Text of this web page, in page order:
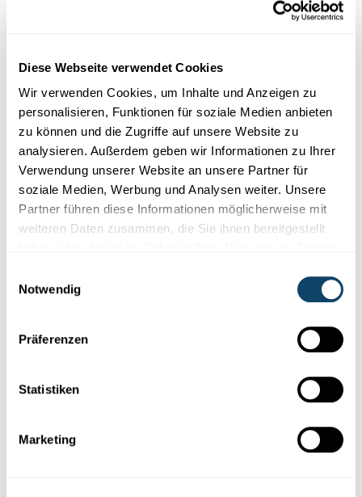
Diese Webseite verwendet Cookies
Wir verwenden Cookies, um Inhalte und Anzeigen zu
personalisieren, Funktionen für soziale Medien anbieten
zu können und die Zugriffe auf unsere Website zu
analysieren. Außerdem geben wir Informationen zu Ihrer
Verwendung unserer Website an unsere Partner für
soziale Medien, Werbung und Analysen weiter. Unsere
Partner führen diese Informationen möglicherweise mit
weiteren Daten zusammen, die Sie ihnen bereitgestellt
Notwendig
Präferenzen
Statistiken
Marketing
Eintrittspreis(e)
Free€
Luxembourg Science Center
L - 4620 Differdange
Termin(e) und Uhrzeit(en).
Samstag 19 octobre 2019
10:00 - 15:00 Uhr